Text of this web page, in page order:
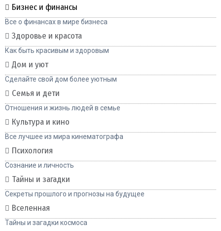
Бизнес и финансы
Все о финансах в мире бизнеса
Здоровье и красота
Как быть красивым и здоровым
Дом и уют
Сделайте свой дом более уютным
Семья и дети
Отношения и жизнь людей в семье
Культура и кино
Все лучшее из мира кинематографа
Психология
Сознание и личность
Тайны и загадки
Секреты прошлого и прогнозы на будущее
Вселенная
Тайны и загадки космоса